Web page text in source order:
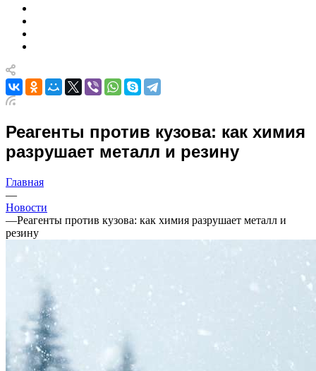
Реагенты против кузова: как химия
разрушает металл и резину
Главная
—
Новости
—Реагенты против кузова: как химия разрушает металл и
резину